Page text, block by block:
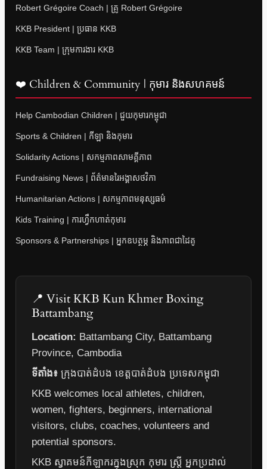
Robert Grégoire Coach | គ្រូ Robert Grégoire
KKB President | ប្រធាន KKB
KKB Team | ក្រុមការងារ KKB
❤️ Children & Community | កុមារ និងសហគមន៍
Help Cambodian Children | ជួយកុមារកម្ពុជា
Sports & Children | កីឡា និងកុមារ
Solidarity Actions | សកម្មភាពសាមគ្គីភាព
Fundraising News | ព័ត៌មានរៃអង្គាសថវិកា
Humanitarian Actions | សកម្មភាពមនុស្សធម៌
Kids Training | ការហ្វឹកហាត់កុមារ
Sponsors & Partnerships | អ្នកឧបត្ថម្ភ និងភាពជាដៃគូ
📍 Visit KKB Kun Khmer Boxing
Battambang
Location: Battambang City, Battambang
Province, Cambodia
ទីតាំង៖ ក្រុងបាត់ដំបង ខេត្តបាត់ដំបង ប្រទេសកម្ពុជា
KKB welcomes local athletes, children,
women, fighters, beginners, international
visitors, clubs, coaches, volunteers and
potential sponsors.
KKB ស្វាគមន៍កីឡាករក្នុងស្រុក កុមារ ស្ត្រី អ្នកប្រដាល់